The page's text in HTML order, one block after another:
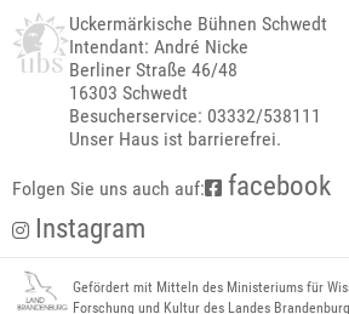
Uckermärkische Bühnen Schwedt
Intendant: André Nicke
Berliner Straße 46/48
16303 Schwedt
Besucherservice: 03332/538111
Unser Haus ist barrierefrei.
Folgen Sie uns auch auf: facebook
Instagram
Gefördert mit Mitteln des Ministeriums für
Forschung und Kultur des Landes